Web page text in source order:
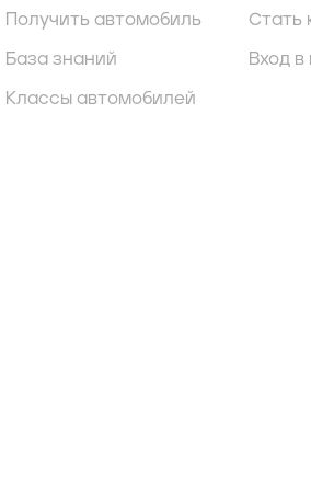
Получить автомобиль
База знаний
Классы автомобилей
Стать
Вход в